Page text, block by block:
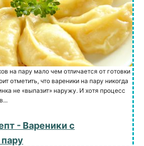
на пару мало чем отличается от готовки
отметить, что вареники на пару никогда
не «выпазит» наружу. И хотя процесс
- Вареники с